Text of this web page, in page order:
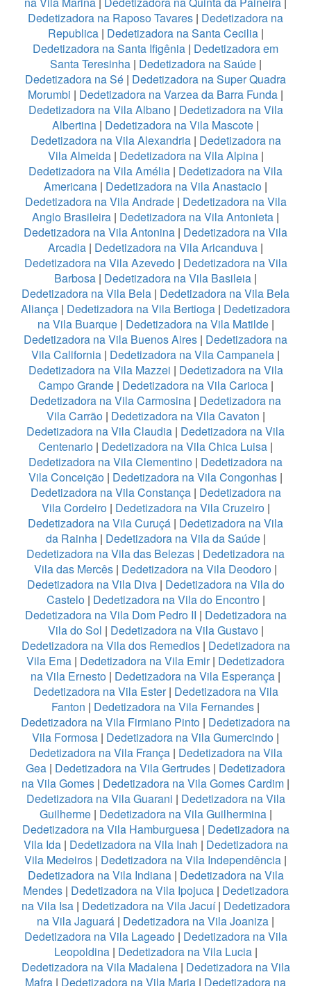
Dedetizadora na Raposo Tavares | Dedetizadora na
Republica| Dedetizadora na Santa Cecilia|
Dedetizadora na Santa Ifigênia | Dedetizadora em
Santa Teresinha| Dedetizadora na Saúde|
Dedetizadora na Sé | Dedetizadora na Super Quadra
Morumbi | Dedetizadora na Varzea da Barra Funda |
Dedetizadora na Vila Albano| Dedetizadora na Vila
Albertina | Dedetizadora na Vila Mascote |
Dedetizadora na Vila Alexandria| Dedetizadora na
Vila Almeida | Dedetizadora na Vila Alpina |
Dedetizadora na Vila Amélia | Dedetizadora na Vila
Americana | Dedetizadora na Vila Anastacio |
Dedetizadora na Vila Andrade| Dedetizadora na Vila
Anglo Brasileira | Dedetizadora na Vila Antonieta |
Dedetizadora na Vila Antonina | Dedetizadora na Vila
Arcadia | Dedetizadora na Vila Aricanduva |
Dedetizadora na Vila Azevedo| Dedetizadora na Vila
Barbosa | Dedetizadora na Vila Basileia |
Dedetizadora na Vila Bela | Dedetizadora na Vila Bela
Aliança | Dedetizadora na Vila Bertioga | Dedetizadora
na Vila Buarque| Dedetizadora na Vila Matilde|
Dedetizadora na Vila Buenos Aires | Dedetizadora na
Vila California | Dedetizadora na Vila Campanela |
Dedetizadora na Vila Mazzei | Dedetizadora na Vila
Campo Grande| Dedetizadora na Vila Carioca|
Dedetizadora na Vila Carmosina | Dedetizadora na
Vila Carrão| Dedetizadora na Vila Cavaton |
Dedetizadora na Vila Claudia | Dedetizadora na Vila
Centenario | Dedetizadora na Vila Chica Luisa |
Dedetizadora na Vila Clementino | Dedetizadora na
Vila Conceição | Dedetizadora na Vila Congonhas |
Dedetizadora na Vila Constança| Dedetizadora na
Vila Cordeiro| Dedetizadora na Vila Cruzeiro |
Dedetizadora na Vila Curuçá | Dedetizadora na Vila
da Rainha | Dedetizadora na Vila da Saúde|
Dedetizadora na Vila das Belezas | Dedetizadora na
Vila das Mercês | Dedetizadora na Vila Deodoro |
Dedetizadora na Vila Diva| Dedetizadora na Vila do
Castelo| Dedetizadora na Vila do Encontro|
Dedetizadora na Vila Dom Pedro II | Dedetizadora na
Vila do Sol | Dedetizadora na Vila Gustavo|
Dedetizadora na Vila dos Remedios| Dedetizadora na
Vila Ema | Dedetizadora na Vila Emir| Dedetizadora
na Vila Ernesto | Dedetizadora na Vila Esperança |
Dedetizadora na Vila Ester| Dedetizadora na Vila
Fanton | Dedetizadora na Vila Fernandes |
Dedetizadora na Vila Firmiano Pinto | Dedetizadora na
Vila Formosa | Dedetizadora na Vila Gumercindo |
Dedetizadora na Vila França| Dedetizadora na Vila
Gea | Dedetizadora na Vila Gertrudes | Dedetizadora
na Vila Gomes | Dedetizadora na Vila Gomes Cardim |
Dedetizadora na Vila Guarani | Dedetizadora na Vila
Guilherme| Dedetizadora na Vila Guilhermina|
Dedetizadora na Vila Hamburguesa| Dedetizadora na
Vila Ida| Dedetizadora na Vila Inah | Dedetizadora na
Vila Medeiros | Dedetizadora na Vila Independência |
Dedetizadora na Vila Indiana| Dedetizadora na Vila
Mendes| Dedetizadora na Vila Ipojuca| Dedetizadora
na Vila Isa| Dedetizadora na Vila Jacuí| Dedetizadora
na Vila Jaguará | Dedetizadora na Vila Joaniza |
Dedetizadora na Vila Lageado| Dedetizadora na Vila
Leopoldina| Dedetizadora na Vila Lucia|
Dedetizadora na Vila Madalena| Dedetizadora na Vila
Mafra | Dedetizadora na Vila Maria | Dedetizadora na